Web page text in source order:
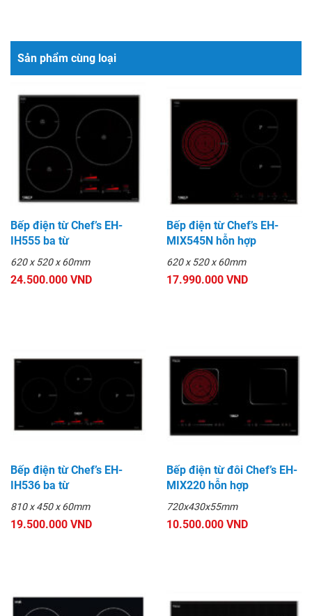
Sản phẩm cùng loại
Bếp điện từ Chef’s EH-
IH555 ba từ
620 x 520 x 60mm
24.500.000 VND
Bếp điện từ Chef’s EH-
MIX545N hỗn hợp
620 x 520 x 60mm
17.990.000 VND
Bếp điện từ Chef’s EH-
IH536 ba từ
810 x 450 x 60mm
19.500.000 VND
Bếp điện từ đôi Chef’s EH-
MIX220 hỗn hợp
720x430x55mm
10.500.000 VND